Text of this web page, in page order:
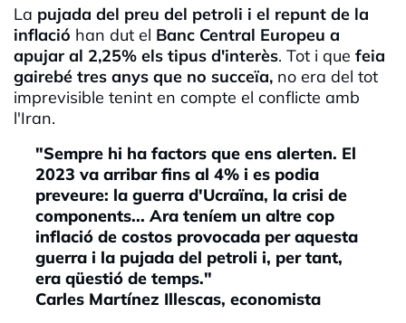
La pujada del preu del petroli i el repunt de la
inflació han dut el Banc Central Europeu a
apujar al 2,25% els tipus d'interès. Tot i que feia
gairebé tres anys que no succeïa, no era del tot
imprevisible tenint en compte el conflicte amb
l'Iran.
"Sempre hi ha factors que ens alerten. El
2023 va arribar fins al 4% i es podia
preveure: la guerra d'Ucraïna, la crisi de
components... Ara teníem un altre cop
inflació de costos provocada per aquesta
guerra i la pujada del petroli i, per tant,
era qüestió de temps."
Carles Martínez Illescas, economista